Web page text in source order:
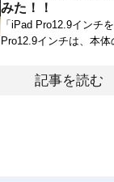
みた！！
「iPad Pro12.9インチ
Pro12.9インチは、本体
記事を読む